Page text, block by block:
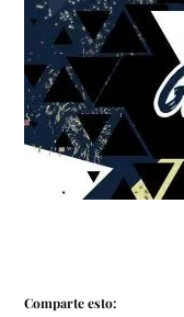
Comparte esto: